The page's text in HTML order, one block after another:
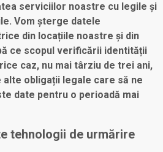
serviciilor noastre cu legile și
Vom șterge datele
din locațiile noastre și din
ce scopul verificării identității
caz, nu mai târziu de trei ani,
alte obligații legale care să ne
date pentru o perioadă mai
tehnologii de urmărire